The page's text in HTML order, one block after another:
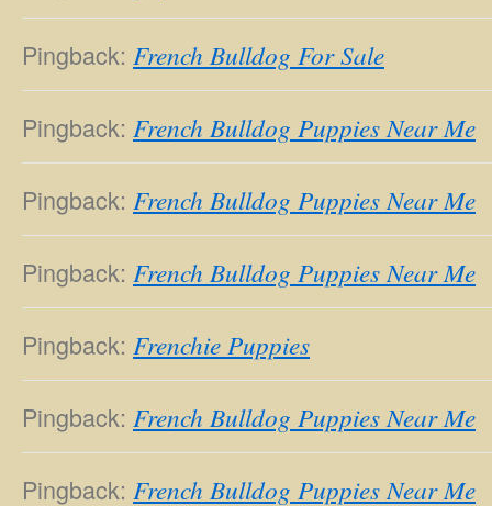
Pingback: French Bulldog For Sale
Pingback: French Bulldog Puppies Near Me
Pingback: French Bulldog Puppies Near Me
Pingback: French Bulldog Puppies Near Me
Pingback: Frenchie Puppies
Pingback: French Bulldog Puppies Near Me
Pingback: French Bulldog Puppies Near Me